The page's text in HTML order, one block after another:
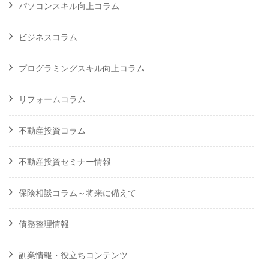
パソコンスキル向上コラム
ビジネスコラム
プログラミングスキル向上コラム
リフォームコラム
不動産投資コラム
不動産投資セミナー情報
保険相談コラム～将来に備えて
債務整理情報
副業情報・役立ちコンテンツ